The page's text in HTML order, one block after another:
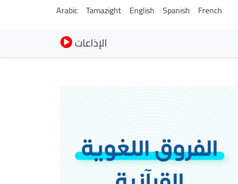
Arabic Tamazight English Spanish French
الإذاعات